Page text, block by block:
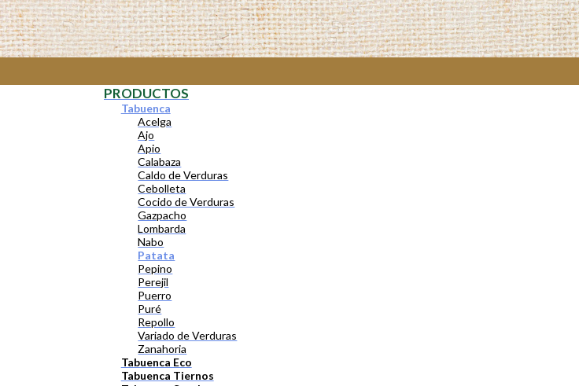
PRODUCTOS
Tabuenca
Acelga
Ajo
Apio
Calabaza
Caldo de Verduras
Cebolleta
Cocido de Verduras
Gazpacho
Lombarda
Nabo
Patata
Pepino
Perejil
Puerro
Puré
Repollo
Variado de Verduras
Zanahoria
Tabuenca Eco
Tabuenca Tiernos